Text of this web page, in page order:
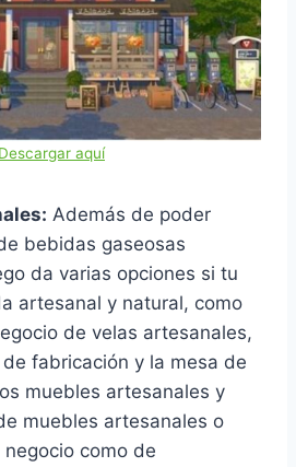
Descargar aquí
Además de poder
bebidas gaseosas
da varias opciones si tu
artesanal y natural, como
de velas artesanales,
fabricación y la mesa de
muebles artesanales y
muebles artesanales o
como de